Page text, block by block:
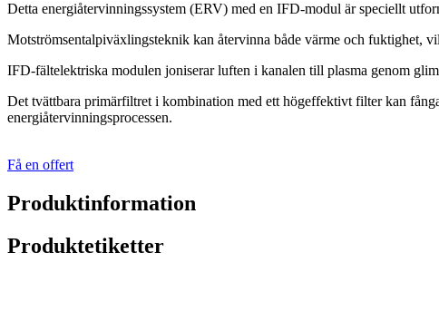
Detta energiåtervinningssystem (ERV) med en IFD-modul är speciellt
Motströmsentalpiväxlingsteknik kan återvinna både värme och fuktighet,
IFD-fältelektriska modulen joniserar luften i kanalen till plasma genom
Det tvättbara primärfiltret i kombination med ett högeffektivt filter kan
energiåtervinningsprocessen.
Få en offert
Produktinformation
Produktetiketter